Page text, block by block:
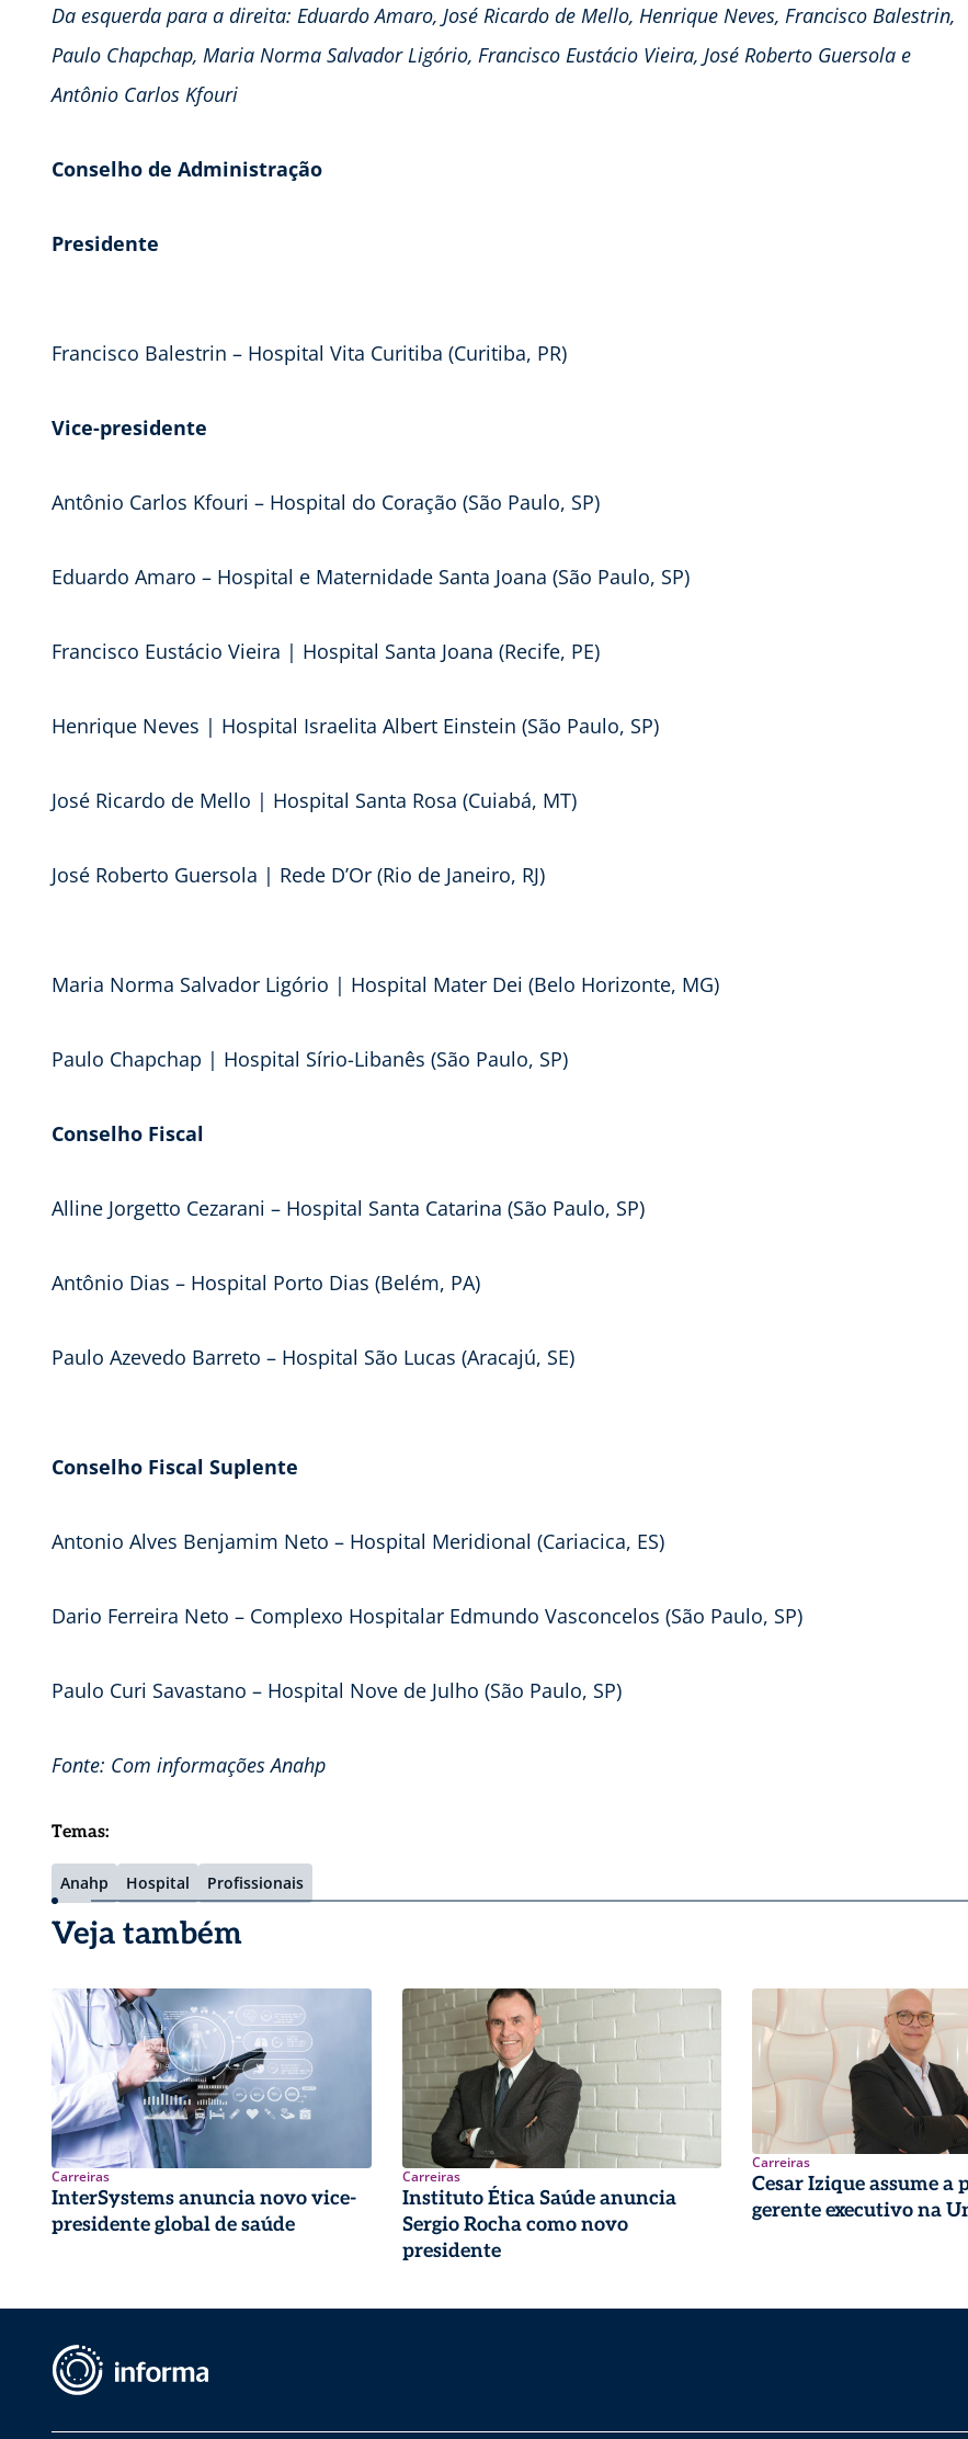
Da esquerda para a direita: Eduardo Amaro, José Ricardo de Mello, Henrique Neves, Francisco Balestrin,
Paulo Chapchap, Maria Norma Salvador Ligório, Francisco Eustácio Vieira, José Roberto Guersola e
Antônio Carlos Kfouri
Conselho de Administração
Presidente
Francisco Balestrin – Hospital Vita Curitiba (Curitiba, PR)
Vice-presidente
Antônio Carlos Kfouri – Hospital do Coração (São Paulo, SP)
Eduardo Amaro – Hospital e Maternidade Santa Joana (São Paulo, SP)
Francisco Eustácio Vieira | Hospital Santa Joana (Recife, PE)
Henrique Neves | Hospital Israelita Albert Einstein (São Paulo, SP)
José Ricardo de Mello | Hospital Santa Rosa (Cuiabá, MT)
José Roberto Guersola | Rede D’Or (Rio de Janeiro, RJ)
Maria Norma Salvador Ligório | Hospital Mater Dei (Belo Horizonte, MG)
Paulo Chapchap | Hospital Sírio-Libanês (São Paulo, SP)
Conselho Fiscal
Alline Jorgetto Cezarani – Hospital Santa Catarina (São Paulo, SP)
Antônio Dias – Hospital Porto Dias (Belém, PA)
Paulo Azevedo Barreto – Hospital São Lucas (Aracajú, SE)
Conselho Fiscal Suplente
Antonio Alves Benjamim Neto – Hospital Meridional (Cariacica, ES)
Dario Ferreira Neto – Complexo Hospitalar Edmundo Vasconcelos (São Paulo, SP)
Paulo Curi Savastano – Hospital Nove de Julho (São Paulo, SP)
Fonte: Com informações Anahp
Temas:
Anahp Hospital Profissionais
Veja também
Carreiras
InterSystems anuncia novo vice-
presidente global de saúde
Carreiras
Instituto Ética Saúde anuncia
Sergio Rocha como novo
presidente
Carreiras
Cesar Izique assume a
gerente executivo na